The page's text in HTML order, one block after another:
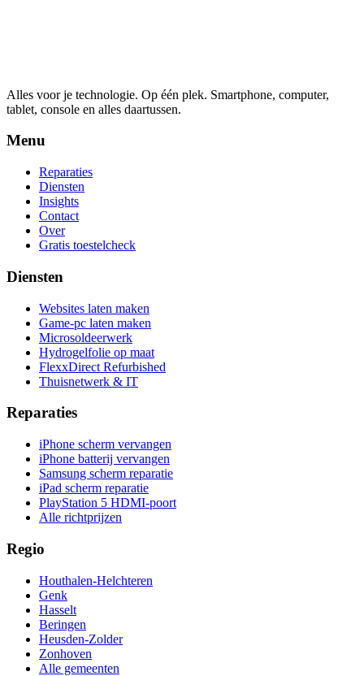
Alles voor je technologie. Op één plek. Smartphone, computer,
tablet, console en alles daartussen.
Menu
Reparaties
Diensten
Insights
Contact
Over
Gratis toestelcheck
Diensten
Websites laten maken
Game-pc laten maken
Microsoldeerwerk
Hydrogelfolie op maat
FlexxDirect Refurbished
Thuisnetwerk & IT
Reparaties
iPhone scherm vervangen
iPhone batterij vervangen
Samsung scherm reparatie
iPad scherm reparatie
PlayStation 5 HDMI-poort
Alle richtprijzen
Regio
Houthalen-Helchteren
Genk
Hasselt
Beringen
Heusden-Zolder
Zonhoven
Alle gemeenten